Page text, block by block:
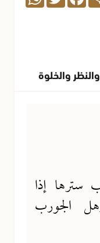
والخلوة
سترها إذا
الجورب